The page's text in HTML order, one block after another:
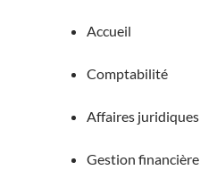
Accueil​
Comptabilité​
Affaires juridiques​
Gestion financière​